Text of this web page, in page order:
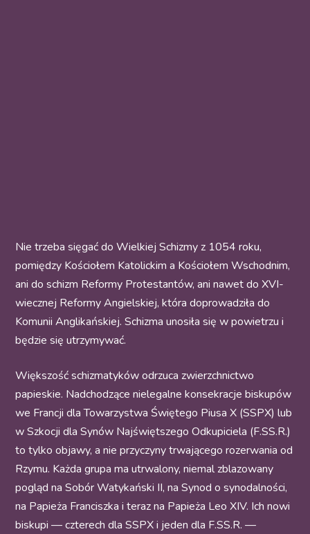
Nie trzeba sięgać do Wielkiej Schizmy z 1054 roku,
pomiędzy Kościołem Katolickim a Kościołem Wschodnim,
ani do schizm Reformy Protestantów, ani nawet do XVI-
wiecznej Reformy Angielskiej, która doprowadziła do
Komunii Anglikańskiej. Schizma unosiła się w powietrzu i
będzie się utrzymywać.
Większość schizmatyków odrzuca zwierzchnictwo
papieskie. Nadchodzące nielegalne konsekracje biskupów
we Francji dla Towarzystwa Świętego Piusa X (SSPX) lub
w Szkocji dla Synów Najświętszego Odkupiciela (F.SS.R.)
to tylko objawy, a nie przyczyny trwającego rozerwania od
Rzymu. Każda grupa ma utrwalony, niemal zblazowany
pogląd na Sobór Watykański II, na Synod o synodalności,
na Papieża Franciszka i teraz na Papieża Leo XIV. Ich nowi
biskupi — czterech dla SSPX i jeden dla F.SS.R. —